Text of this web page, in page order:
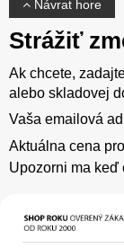
Návrat hore
Strážiť
Ak chcete,
alebo skladovej
Vaša emailová
Aktuálna cena
Upozorni ma keď